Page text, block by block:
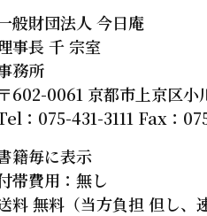
般財団法人 今日庵
事長 千 宗室
務所
〒602-0061 京都市上京区小
：075-431-3111 Fax：
籍毎に表示
帯費用：無し
料 無料（当方負担 但し、